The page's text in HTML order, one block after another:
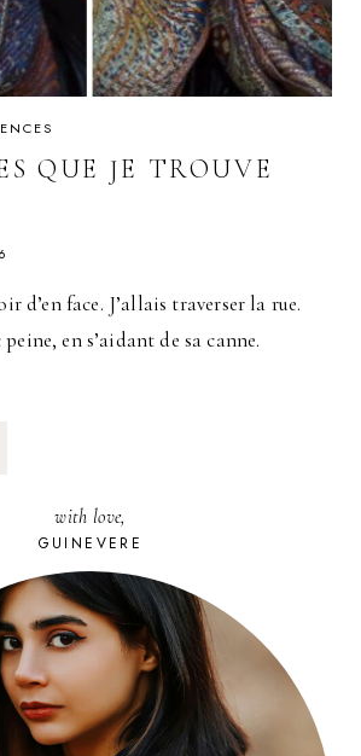
QUE JE TROUVE
d’en face. J’allais traverser la rue.
en s’aidant de sa canne.
with love,
GUINEVERE